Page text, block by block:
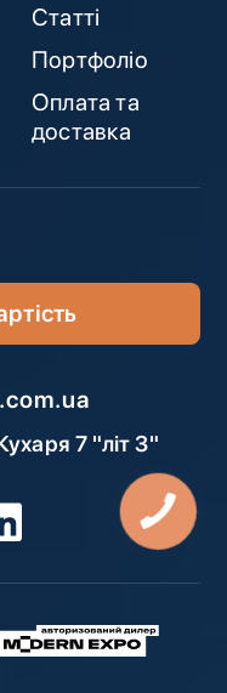
Статті
Портфоліо
Оплата та
доставка
7 "літ З"